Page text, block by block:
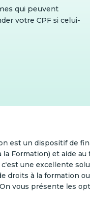
qui peuvent
votre CPF si celui-
est un dispositif de
Formation) et aide
une excellente
droits à la formation
vous présente les